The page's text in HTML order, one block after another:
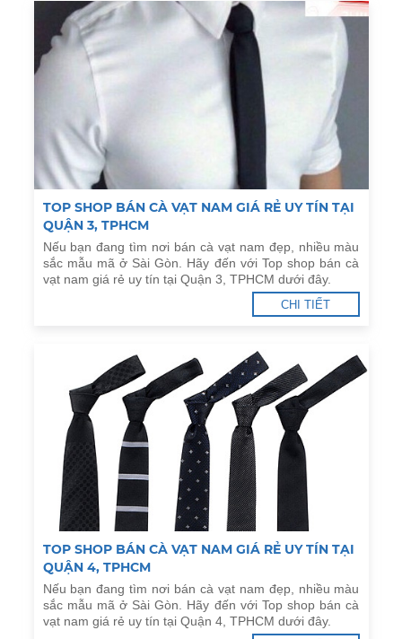
TOP SHOP BÁN CÀ VẠT NAM GIÁ RẺ UY TÍN TẠI
QUẬN 3, TPHCM
Nếu bạn đang tìm nơi bán cà vạt nam đẹp, nhiều màu
sắc mẫu mã ở Sài Gòn. Hãy đến với Top shop bán cà
vạt nam giá rẻ uy tín tại Quận 3, TPHCM dưới đây.
CHI TIẾT
TOP SHOP BÁN CÀ VẠT NAM GIÁ RẺ UY TÍN TẠI
QUẬN 4, TPHCM
Nếu bạn đang tìm nơi bán cà vạt nam đẹp, nhiều màu
sắc mẫu mã ở Sài Gòn. Hãy đến với Top shop bán cà
vạt nam giá rẻ uy tín tại Quận 4, TPHCM dưới đây.